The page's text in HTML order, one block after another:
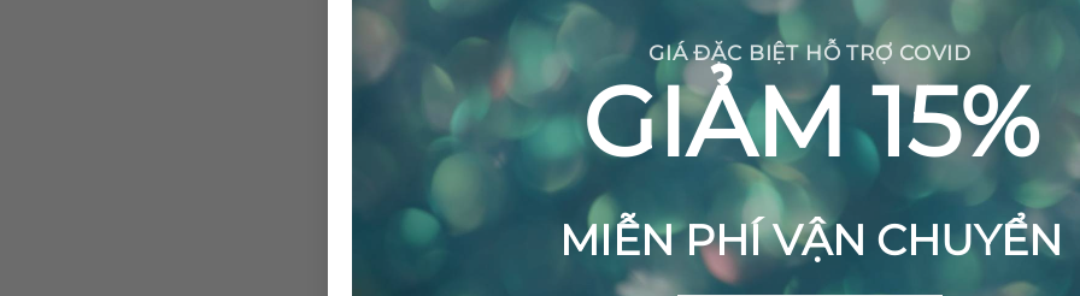
GIÁ ĐẶC BIỆT HỖ TRỢ COVID
GIẢM 15%
MIỄN PHÍ VẬN CHUYỂN